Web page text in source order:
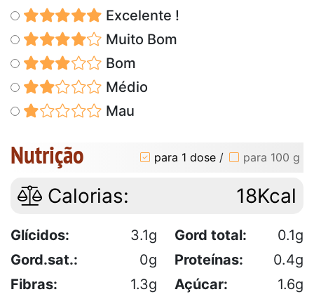
Excelente !
Muito Bom
Bom
Médio
Mau
Nutrição para 1 dose / para 100 g
Calorias: 18Kcal
Glícidos: 3.1g Gord total:
0.1g
Gord.sat.:
0g Proteínas:
0.4g
Fibras:
1.3g Açúcar:
1.6g